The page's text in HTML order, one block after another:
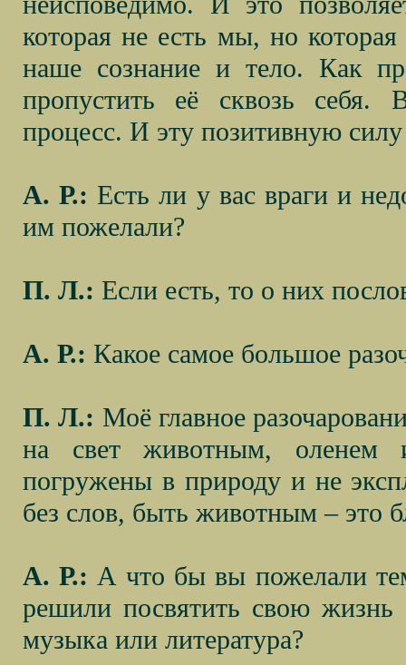
которая не есть мы, но
наше сознание и тело. Как
пропустить её сквозь себя.
процесс. И эту позитивную
А. Р.: Есть ли у вас враги и
им пожелали?
П. Л.: Если есть, то о них
А. Р.: Какое самое большое
П. Л.: Моё главное
на свет животным, оленем
погружены в природу и не
без слов, быть животным – это
А. Р.: А что бы вы пожелали
решили посвятить свою жизнь
музыка или литература?